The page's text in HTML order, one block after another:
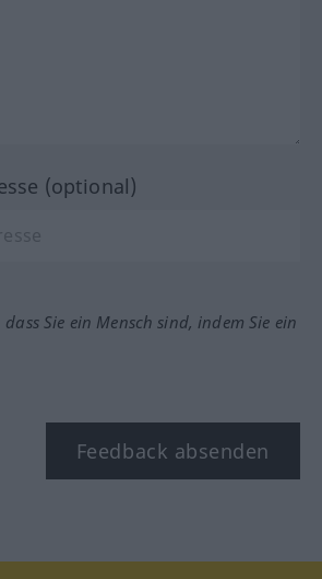
(optional)
Sie ein Mensch sind, indem Sie ein
Feedback absenden